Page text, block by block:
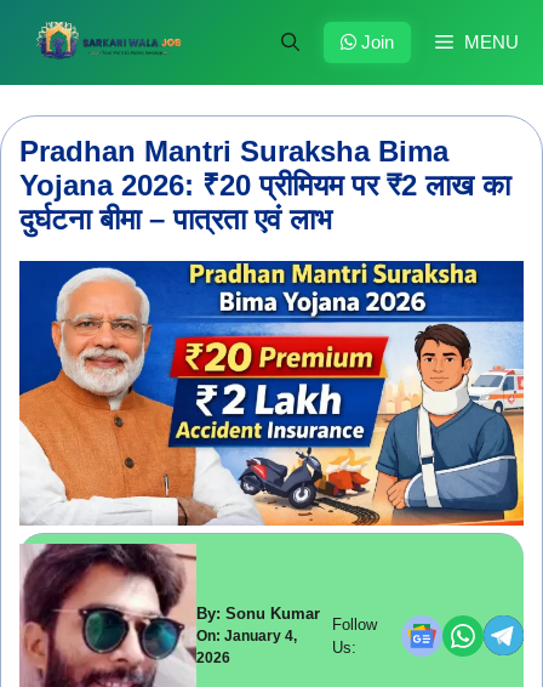
content
MENU
Join
Pradhan Mantri Suraksha Bima
Yojana 2026: ₹20 प्रीमियम पर ₹2 लाख का
दुर्घटना बीमा – पात्रता एवं लाभ
By: Sonu Kumar
On: January 4,
2026
Follow
Us: